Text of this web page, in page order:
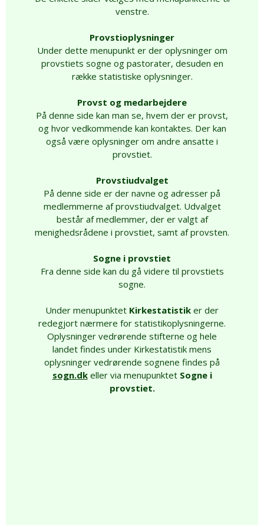
venstre.
Provstioplysninger
Under dette menupunkt er der oplysninger om
provstiets sogne og pastorater, desuden en
række statistiske oplysninger.
Provst og medarbejdere
På denne side kan man se, hvem der er provst,
og hvor vedkommende kan kontaktes. Der kan
også være oplysninger om andre ansatte i
provstiet.
Provstiudvalget
På denne side er der navne og adresser på
medlemmerne af provstiudvalget. Udvalget
består af medlemmer, der er valgt af
menighedsrådene i provstiet, samt af provsten.
Sogne i provstiet
Fra denne side kan du gå videre til provstiets
sogne.
Under menupunktet Kirkestatistik er der
redegjort nærmere for statistikoplysningerne.
Oplysninger vedrørende stifterne og hele
landet findes under Kirkestatistik mens
oplysninger vedrørende sognene findes på
sogn.dkeller via menupunktet Sogne i
provstiet.